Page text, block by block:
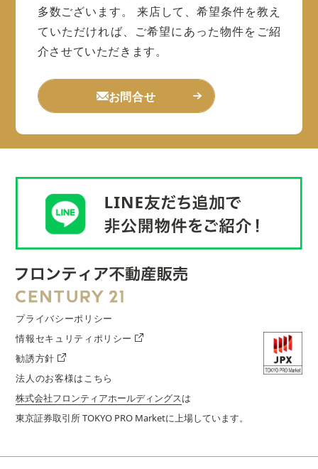
多数ございます。
来店して、希望条件を教え
ていただければ、ご希望にあった物件をご紹
介させていただきます。
お問合せ
プライバシーポリシー
情報セキュリティポリシー
勧誘方針
法人のお客様はこちら
株式会社フロンティアホールディングスは
東京証券取引所 TOKYO PRO Marketに上場しています。